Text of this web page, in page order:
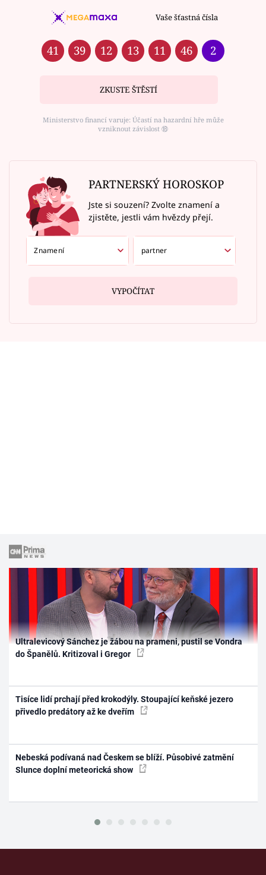
Vaše šťastná čísla
41 39 12 13 11 46 2
ZKUSTE ŠTĚSTÍ
Ministerstvo financí varuje: Účastí na hazardní hře může
vzniknout závislost ⑱
PARTNERSKÝ HOROSKOP
Jste si souzení? Zvolte znamení a
zjistěte, jestli vám hvězdy přejí.
VYPOČÍTAT
Ultralevicový Sánchez je žábou na prameni, pustil se Vondra
do Španělů. Kritizoval i Gregor
Tisíce lidí prchají před krokodýly. Stoupající keňské jezero
přivedlo predátory až ke dveřím
Nebeská podívaná nad Českem se blíží. Působivé zatmění
Slunce doplní meteorická show